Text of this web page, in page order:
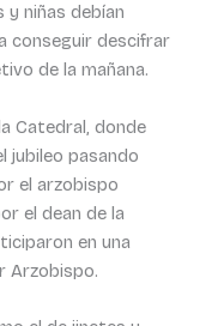
y niñas debían
conseguir descifrar
de la mañana.
Catedral, donde
jubileo pasando
el arzobispo
el dean de la
en una
Arzobispo.